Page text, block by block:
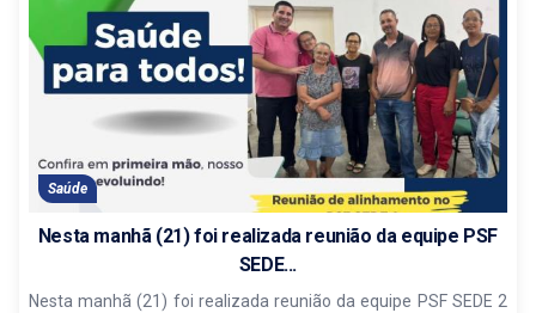
Saúde
Nesta manhã (21) foi realizada reunião da equipe PSF
SEDE...
Nesta manhã (21) foi realizada reunião da equipe PSF SEDE 2